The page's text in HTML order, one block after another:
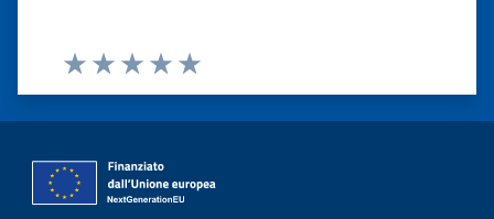
Valuta 5 stelle su 5
Valuta 4 stelle su 5
Valuta 3 stelle su 5
Valuta 2 stelle su 5
Valuta 1 stelle su 5